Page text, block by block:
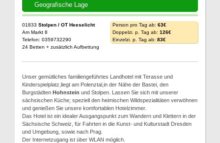
Geografische Lage
01833 Stolpen / OT Heeselicht
Am Markt 8
Telefon: 0359732290
24 Betten + zusätzlich Aufbettung
Person pro Tag ab: 63€
Doppelzi. p. Tag ab: 126€
Einzelzi. p. Tag ab: 83€
Unser gemütliches familiengeführtes Landhotel mit Terasse und
Kinderspielplatz,liegt am Polenztal,in der Nähe der Bastei, den
Burgstädten Hohnstein und Stolpen. Lassen Sie sich mit unserer
sächsischen Küche; speziell den heimischen Wildspezialitäten verwöhnen
und genießen Sie unsere komfortablen Hotelzimmer.
Das Hotel ist ein idealer Ausgangspunkt zum Wandern und Klettern in der
Sächsische Schweiz, für Fahrten in die Kunst- und Kulturstadt Dresden
und Umgebung, sowie nach Prag.
Der Internetzugang ist über WLAN möglich.